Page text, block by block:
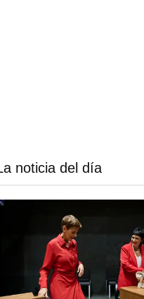
noticia del día